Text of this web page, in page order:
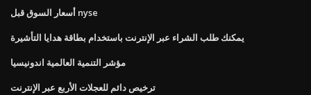
أسعار السوق قبل nyse
يمكنك طلب الشراء عبر الإنترنت باستخدام بطاقة هدايا التأشيرة
مؤشر التنمية العالمية اندونيسيا
ترخيص دائم للعجلات الأربع عبر الإنترنت